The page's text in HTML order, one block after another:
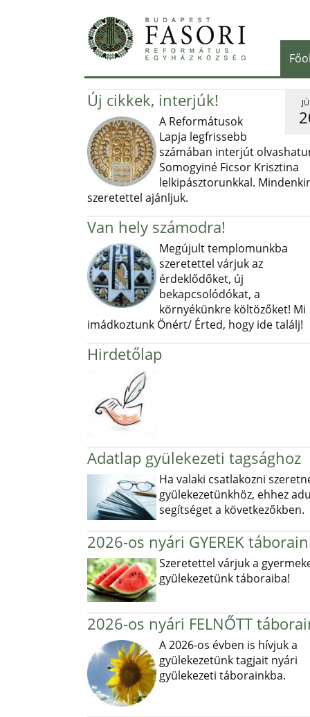
Új cikkek, interjúk!
A Reformátusok
Lapja legfrissebb
számában interjút
Somogyiné Ficsor Krisztina
lelkipásztorunkkal.
szeretettel ajánljuk.
Van hely számodra!
Megújult templomunkba
szeretettel várjuk az
érdeklődőket, új
bekapcsolódókat, a
környékünkre költözőket! Mi
imádkoztunk Önért/ Érted, hogy ide találj!
Hirdetőlap
Adatlap gyülekezeti tagsághoz
Ha valaki csatlakozni
gyülekezetünkhöz, ehhez
segítséget a következőkben.
2026-os nyári GYEREK
Szeretettel várjuk a
gyülekezetünk táboraiba!
2026-os nyári FELNŐTT
A 2026-os évben is hívjuk a
gyülekezetünk tagjait nyári
gyülekezeti táborainkba.